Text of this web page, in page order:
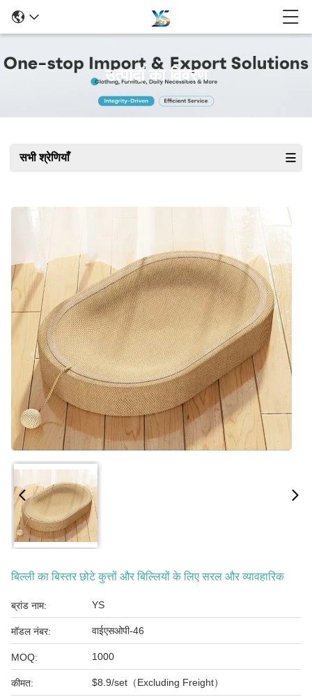
उत्पादों का विवरण
सभी श्रेणियाँ
बिल्ली का बिस्तर छोटे कुत्तों और बिल्लियों के लिए सरल और व्यावहारिक
ब्रांड नाम: YS
मॉडल नंबर: वाईएसओपी-46
MOQ: 1000
कीमत: $8.9/set（Excluding Freight）